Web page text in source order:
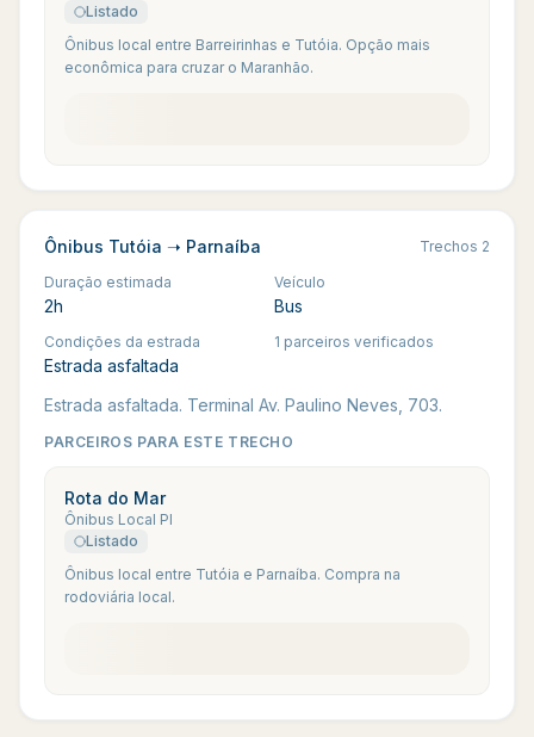
Listado
Ônibus local entre Barreirinhas e Tutóia. Opção mais
econômica para cruzar o Maranhão.
Ônibus Tutóia ➝ Parnaíba Trechos 2
Duração estimada
2h
Veículo
Bus
Condições da estrada
Estrada asfaltada
1 parceiros verificados
Estrada asfaltada. Terminal Av. Paulino Neves, 703.
PARCEIROS PARA ESTE TRECHO
Rota do Mar
Ônibus Local PI
Listado
Ônibus local entre Tutóia e Parnaíba. Compra na
rodoviária local.